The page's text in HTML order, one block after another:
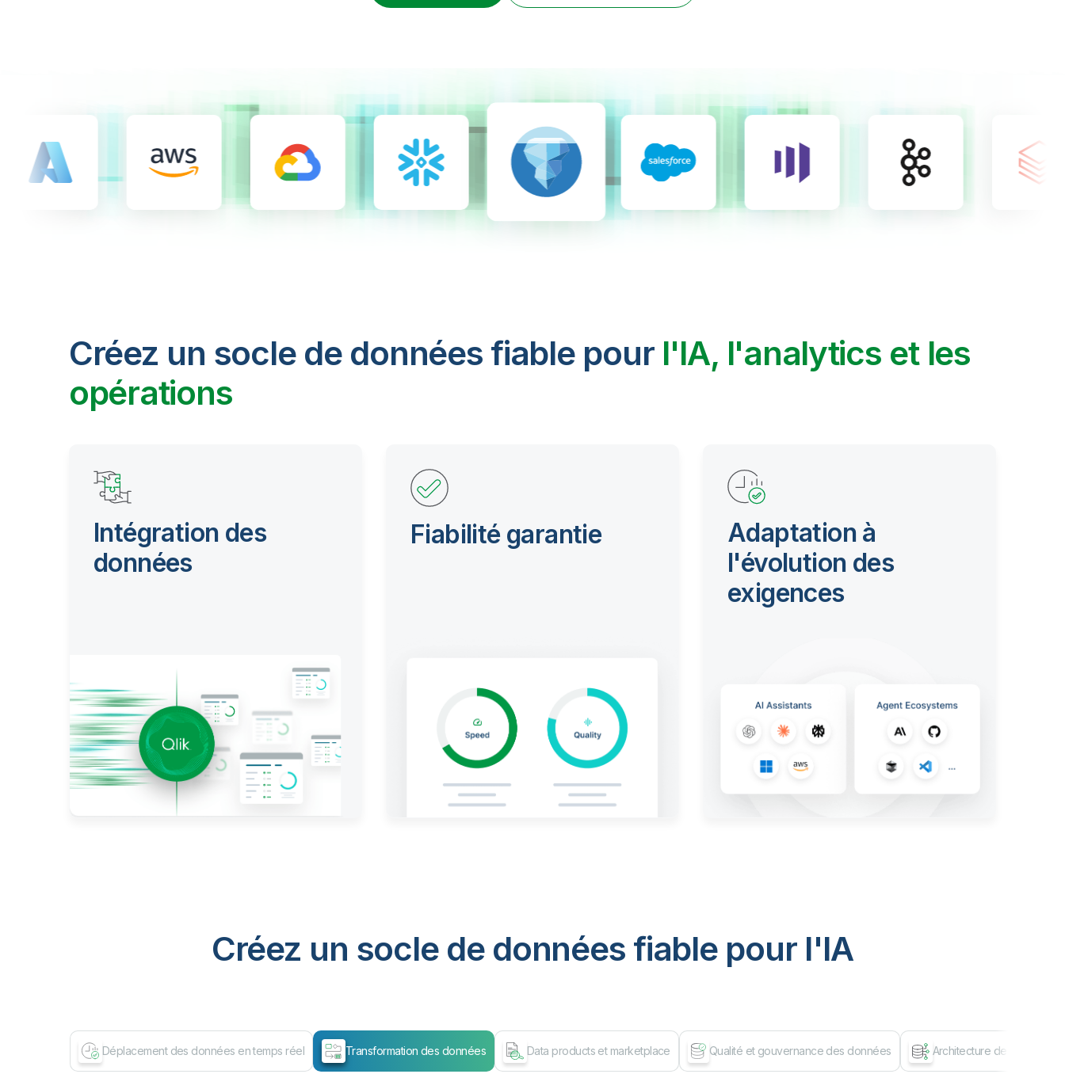
Créez un socle de données fiable pour l'IA, l'analytics et les
opérations
Intégration des
données
Fiabilité garantie
Adaptation à
l'évolution des
exigences
Créez un socle de données fiable pour I'IA
Déplacement des données en temps réel Transformation des données Data products et marketplace Qualité et gouvernance des données Architecture de données